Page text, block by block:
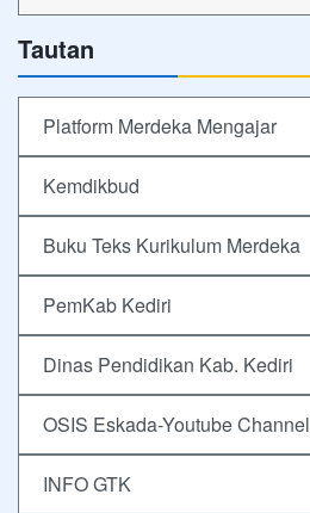
Tautan
Platform Merdeka Mengajar
Kemdikbud
Buku Teks Kurikulum Merdeka
PemKab Kediri
Dinas Pendidikan Kab. Kediri
OSIS Eskada-Youtube Channel
INFO GTK